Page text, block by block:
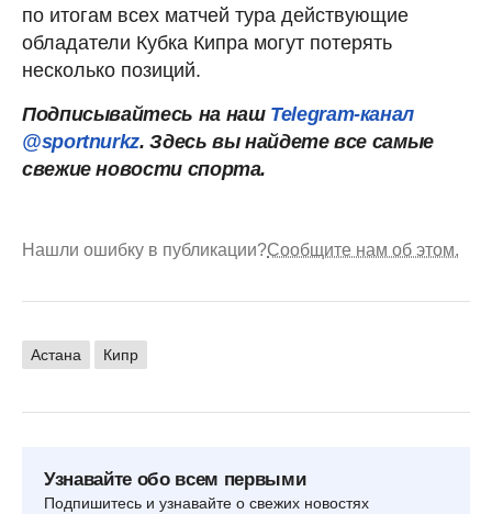
по итогам всех матчей тура действующие
обладатели Кубка Кипра могут потерять
несколько позиций.
Подписывайтесь на наш Telegram-канал
@sportnurkz. Здесь вы найдете все самые
свежие новости спорта.
Нашли ошибку в публикации?Сообщите нам об этом.
Астана Кипр
Узнавайте обо всем первыми
Подпишитесь и узнавайте о свежих новостях